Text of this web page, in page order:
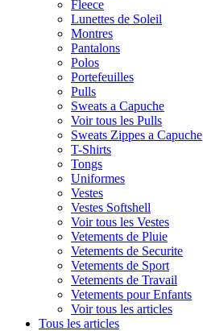
Fleece
Lunettes de Soleil
Montres
Pantalons
Polos
Portefeuilles
Pulls
Sweats a Capuche
Voir tous les Pulls
Sweats Zippes a Capuche
T-Shirts
Tongs
Uniformes
Vestes
Vestes Softshell
Voir tous les Vestes
Vetements de Pluie
Vetements de Securite
Vetements de Sport
Vetements de Travail
Vetements pour Enfants
Voir tous les articles
Tous les articles